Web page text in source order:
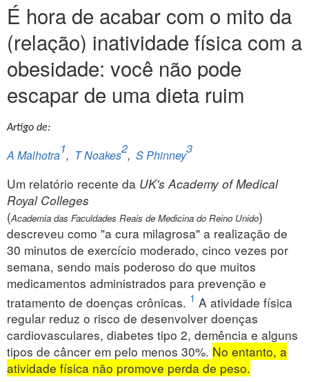
É hora de acabar com o mito da
(relação) inatividade física com a
obesidade: você não pode
escapar de uma dieta ruim
Artigo de:
A Malhotra1, T Noakes2, S Phinney3
Um relatório recente da UK's Academy of Medical
Royal Colleges
(Academia das Faculdades Reais de Medicina do Reino Unido)
descreveu como "a cura milagrosa" a realização de
30 minutos de exercício moderado, cinco vezes por
semana, sendo mais poderoso do que muitos
medicamentos administrados para prevenção e
tratamento de doenças crônicas. 1 A atividade física
regular reduz o risco de desenvolver doenças
cardiovasculares, diabetes tipo 2, demência e alguns
tipos de câncer em pelo menos 30%. No entanto, a
atividade física não promove perda de peso.